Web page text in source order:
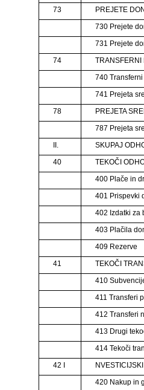
73
PREJETE
730 Prejete
731 Prejete
74
740
741 Prejeta
78
PREJETA
787 Prejeta
II.
SKUPAJ
40
TEKOČI
400 Plače in
401 Prispevki
402 Izdatki za
403 Plačila
409 Rezerve
41
TEKOČI
410
411 Transferi
412 Transferi
413 Drugi
414 Tekoči
42 I
420 Nakup in